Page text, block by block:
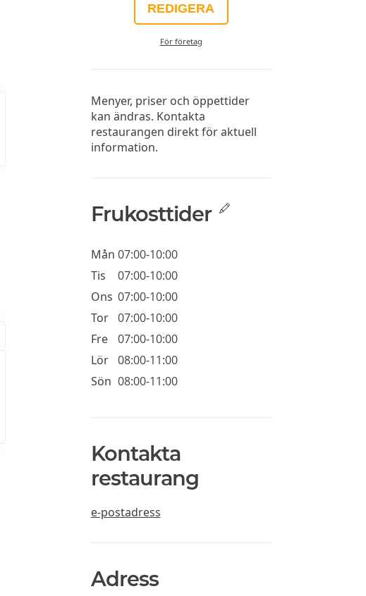
REDIGERA
För företag
Menyer, priser och öppettider
kan ändras. Kontakta
restaurangen direkt för aktuell
information.
Frukosttider
Mån 07:00-10:00
Tis
07:00-10:00
Ons 07:00-10:00
Tor
07:00-10:00
Fre
07:00-10:00
Lör
08:00-11:00
Sön 08:00-11:00
Kontakta
restaurang
e-postadress
Adress